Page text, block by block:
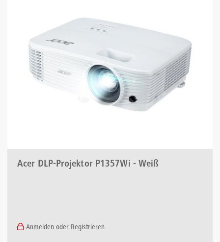
Acer DLP-Projektor P1357Wi - Weiß
Anmelden oder Registrieren